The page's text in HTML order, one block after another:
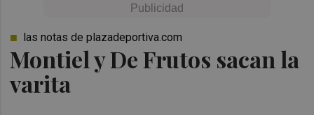
Montiel y De Frutos sacan la
varita
las notas de plazadeportiva.com